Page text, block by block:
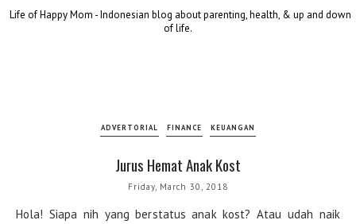
Life of Happy Mom - Indonesian blog about parenting, health, & up and down
of life.
ADVERTORIAL FINANCE KEUANGAN
Jurus Hemat Anak Kost
Friday, March 30, 2018
Hola! Siapa nih yang berstatus anak kost? Atau udah naik